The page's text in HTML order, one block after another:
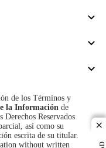
de los Términos y
la Información de
Derechos Reservados
así como su
escrita de su titular.
without written